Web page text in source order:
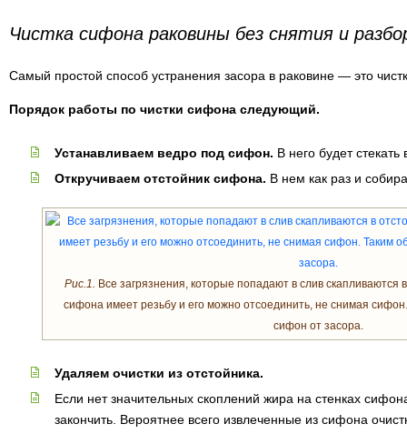
Чистка сифона раковины без снятия и
Самый простой способ устранения засора в раковине — это
Порядок работы по чистки сифона следующий.
Устанавливаем ведро под сифон. В него будет
Откручиваем отстойник сифона. В нем как раз и
Рис.1. Все загрязнения, которые попадают в слив скапливаются
сифона имеет резьбу и его можно отсоединить, не снимая
сифон от засора.
Удаляем очистки из отстойника.
Если нет значительных скоплений жира на стенках
закончить. Вероятнее всего извлеченные из сифона